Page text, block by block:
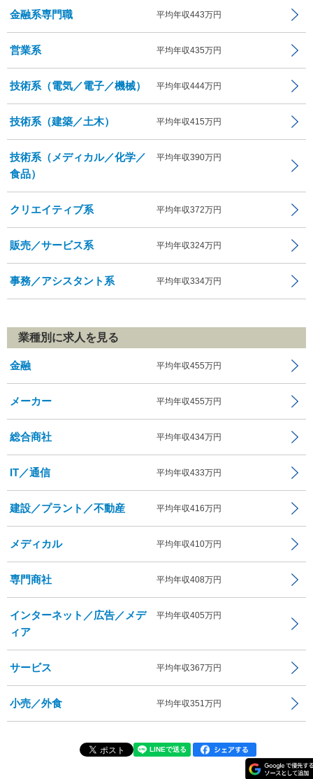
金融系専門職 平均年収443万円
営業系 平均年収435万円
技術系（電気／電子／機械） 平均年収444万円
技術系（建築／土木） 平均年収415万円
技術系（メディカル／化学／
食品）
平均年収390万円
クリエイティブ系 平均年収372万円
販売／サービス系 平均年収324万円
事務／アシスタント系 平均年収334万円
業種別に求人を見る
金融 平均年収455万円
メーカー 平均年収455万円
総合商社 平均年収434万円
IT／通信 平均年収433万円
建設／プラント／不動産 平均年収416万円
メディカル 平均年収410万円
専門商社 平均年収408万円
インターネット／広告／メデ
ィア
平均年収405万円
サービス 平均年収367万円
小売／外食 平均年収351万円